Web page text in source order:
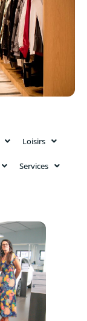
Loisirs
Services